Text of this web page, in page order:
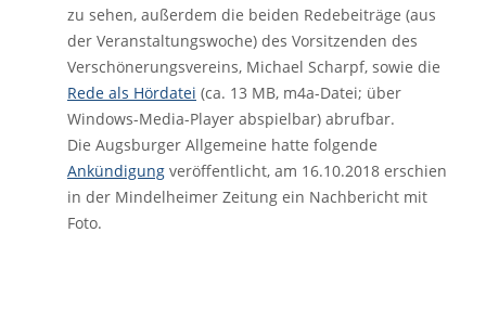
zu sehen, außerdem die beiden Redebeiträge (aus
der Veranstaltungswoche) des Vorsitzenden des
Verschönerungsvereins, Michael Scharpf, sowie die
Rede als Hördatei (ca. 13 MB, m4a-Datei; über
Windows-Media-Player abspielbar) abrufbar.
Die Augsburger Allgemeine hatte folgende
Ankündigung veröffentlicht, am 16.10.2018 erschien
in der Mindelheimer Zeitung ein Nachbericht mit
Foto.